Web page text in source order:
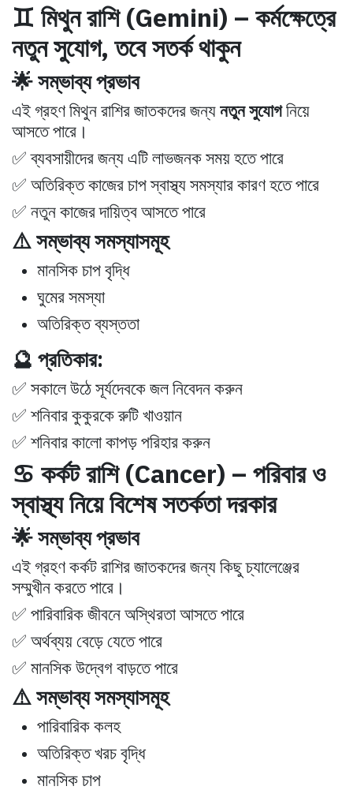
♊ মিথুন রাশি (Gemini) – কর্মক্ষেত্রে
নতুন সুযোগ, তবে সতর্ক থাকুন
🌟 সম্ভাব্য প্রভাব
এই গ্রহণ মিথুন রাশির জাতকদের জন্যনতুন সুযোগনিয়ে
আসতে পারে।
✅ ব্যবসায়ীদের জন্য এটি লাভজনক সময় হতে পারে
✅ অতিরিক্ত কাজের চাপ স্বাস্থ্য সমস্যার কারণ হতে পারে
✅ নতুন কাজের দায়িত্ব আসতে পারে
⚠️ সম্ভাব্য সমস্যাসমূহ
মানসিক চাপ বৃদ্ধি
ঘুমের সমস্যা
অতিরিক্ত ব্যস্ততা
🔮 প্রতিকার:
✅ সকালে উঠে সূর্যদেবকে জল নিবেদন করুন
✅ শনিবার কুকুরকে রুটি খাওয়ান
✅ শনিবার কালো কাপড় পরিহার করুন
♋ কর্কট রাশি (Cancer) – পরিবার ও
স্বাস্থ্য নিয়ে বিশেষ সতর্কতা দরকার
🌟 সম্ভাব্য প্রভাব
এই গ্রহণ কর্কট রাশির জাতকদের জন্য কিছু চ্যালেঞ্জের
সম্মুখীন করতে পারে।
✅ পারিবারিক জীবনে অস্থিরতা আসতে পারে
✅ অর্থব্যয় বেড়ে যেতে পারে
✅ মানসিক উদ্বেগ বাড়তে পারে
⚠️ সম্ভাব্য সমস্যাসমূহ
পারিবারিক কলহ
অতিরিক্ত খরচ বৃদ্ধি
মানসিক চাপ